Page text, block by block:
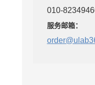
010-
服务邮箱：